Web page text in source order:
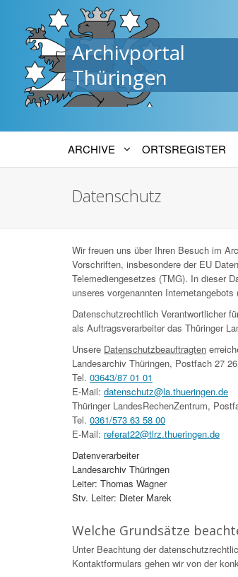
Archivportal
Thüringen
ARCHIVE ORTSREGISTER
Datenschutz
Wir freuen uns über Ihren Besuch im
Vorschriften, insbesondere der EU
Telemediengesetzes (TMG). In dieser
unseres vorgenannten
Datenschutzrechtlich Verantwortlicher
als Auftragsverarbeiter das Thüringer
Unsere Datenschutzbeauftragten
Landesarchiv Thüringen, Postfach 27
Tel. 03643/87 01 01
E-Mail: datenschutz@la.thueringen.de
Thüringer LandesRechenZentrum,
Tel. 0361/573 63 58 00
E-Mail: referat22@tlrz.thueringen.de
Datenverarbeiter
Landesarchiv Thüringen
Leiter: Thomas Wagner
Stv. Leiter: Dieter Marek
Welche Grundsätze
Unter Beachtung der
Kontaktformulars gehen wir von der